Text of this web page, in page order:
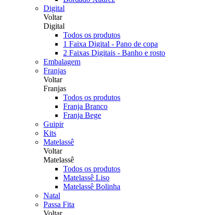
Digital
Voltar
Digital
Todos os produtos
1 Faixa Digital - Pano de copa
2 Faixas Digitais - Banho e rosto
Embalagem
Franjas
Voltar
Franjas
Todos os produtos
Franja Branco
Franja Bege
Guipir
Kits
Matelassê
Voltar
Matelassê
Todos os produtos
Matelassê Liso
Matelassê Bolinha
Natal
Passa Fita
Voltar